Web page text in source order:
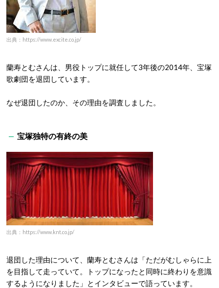
出典：https://www.excite.co.jp/
蘭寿とむさんは、男役トップに就任して3年後の2014年、宝塚
歌劇団を退団しています。
なぜ退団したのか、その理由を調査しました。
宝塚独特の有終の美
出典：https://www.knt.co.jp/
退団した理由について、蘭寿とむさんは「ただがむしゃらに上
を目指して走っていて。トップになったと同時に終わりを意識
するようになりました」とインタビューで語っています。